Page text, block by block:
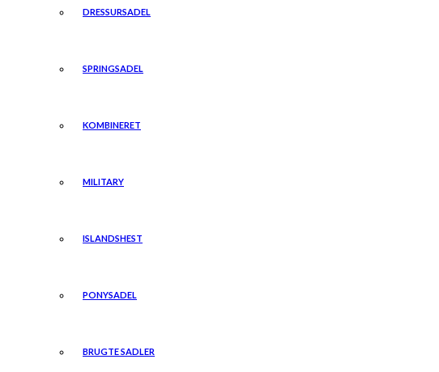
DRESSURSADEL
SPRINGSADEL
KOMBINERET
MILITARY
ISLANDSHEST
PONYSADEL
BRUGTE SADLER